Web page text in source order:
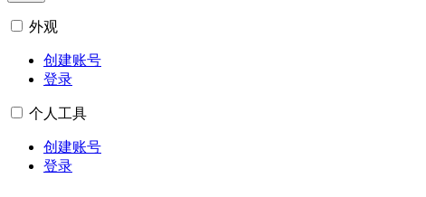
外观
创建账号
登录
个人工具
创建账号
登录